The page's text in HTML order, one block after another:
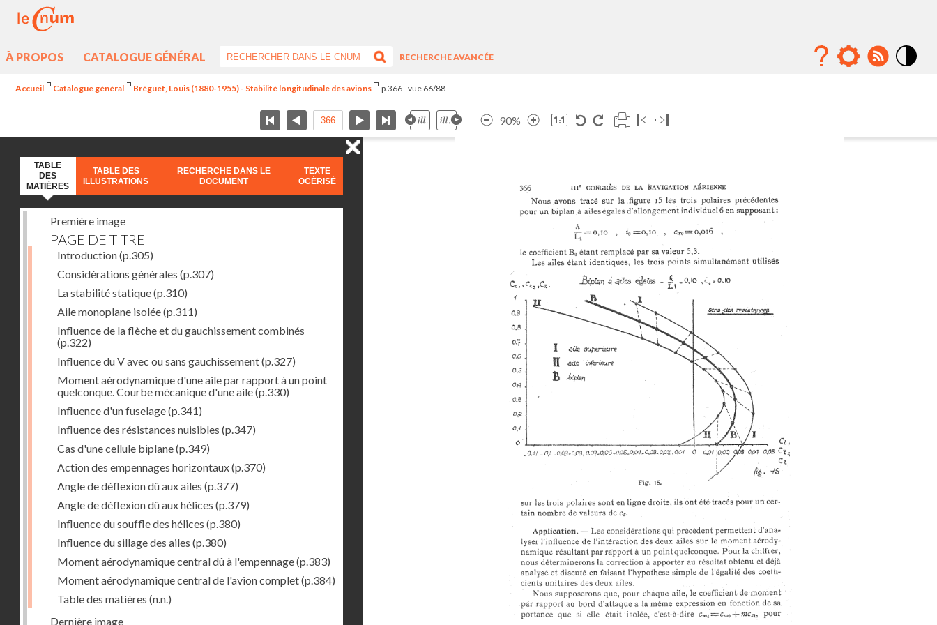
À PROPOS CATALOGUE GÉNÉRAL
RECHERCHE AVANCÉE
Accueil Catalogue général Bréguet, Louis (1880-1955) - Stabilité longitudinale des avions p.366 - vue 66/88
90%
TABLE
DES
MATIÈRES
TABLE DES
ILLUSTRATIONS
RECHERCHE DANS LE
DOCUMENT
TEXTE
OCÉRISÉ
Première image
PAGE DE TITRE
Introduction(p.305)
Considérations générales (p.307)
La stabilité statique(p.310)
Aile monoplane isolée(p.311)
Influence de la flèche et du gauchissement combinés
(p.322)
Influence du V avec ou sans gauchissement(p.327)
Moment aérodynamique d'une aile par rapport à un point
quelconque. Courbe mécanique d'une aile(p.330)
Influence d'un fuselage(p.341)
Influence des résistances nuisibles (p.347)
Cas d'une cellule biplane(p.349)
Action des empennages horizontaux(p.370)
Angle de déflexion dû aux ailes (p.377)
Angle de déflexion dû aux hélices (p.379)
Influence du souffle des hélices (p.380)
Influence du sillage des ailes (p.380)
Moment aérodynamique central dû à l'empennage(p.383)
Moment aérodynamique central de l'avion complet(p.384)
Table des matières (n.n.)
Dernière image